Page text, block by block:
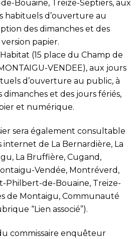
Bouaine, Treize-Septiers, aux
habituels d’ouverture au
des dimanches et des
papier.
(15 place du Champ de
VENDEE), aux jours
d’ouverture au public, à
dimanches et des jours fériés,
et numérique.
sera également consultable
internet de La Bernardière, La
La Bruffière, Cugand,
Vendée, Montréverd,
Philbert-de-Bouaine, Treize-
de Montaigu, Communauté
“Lien associé”).
commissaire enquêteur